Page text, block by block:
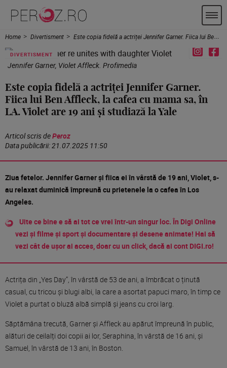
Home Divertisment Este copia fidelă a actriței Jennifer Garner. Fiica lui Ben Affleck, la cafea cu mama sa, în LA. Violet are 19 ani și studiază la Yale
DIVERTISMENT
Jennifer Garner, Violet Affleck. Profimedia
Este copia fidelă a actriței Jennifer Garner.
Fiica lui Ben Affleck, la cafea cu mama sa, în
LA. Violet are 19 ani și studiază la Yale
Articol scris dePeroz
Data publicării:21.07.2025 11:50
Ziua fetelor. Jennifer Garner și fiica ei în vârstă de 19 ani, Violet, s-
au relaxat duminică împreună cu prietenele la o cafea în Los
Angeles.
Uite ce bine e să ai tot ce vrei într-un singur loc. În Digi Online
vezi și filme și sport și documentare și desene animate! Hai să
vezi cât de ușor ai acces, doar cu un click, dacă ai cont DIGI.ro!
Actrița din „Yes Day”, în vârstă de 53 de ani, a îmbrăcat o ținută
casual, cu tricou și blugi albi, la care a asortat papuci maro, în timp ce
Violet a purtat o bluză albă simplă și jeans cu croi larg.
Săptămâna trecută, Garner și Affleck au apărut împreună în public,
alături de ceilalți doi copii ai lor, Seraphina, în vârstă de 16 ani, și
Samuel, în vârstă de 13 ani, în Boston.